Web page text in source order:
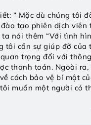
“ Mặc dù chúng tôi
tạo phiên dịch
nói thêm “Với tình
cần sự giúp đỡ của
trọng đối với
thanh toán. Ngoài
cách bảo vệ bí mật
muốn một người có